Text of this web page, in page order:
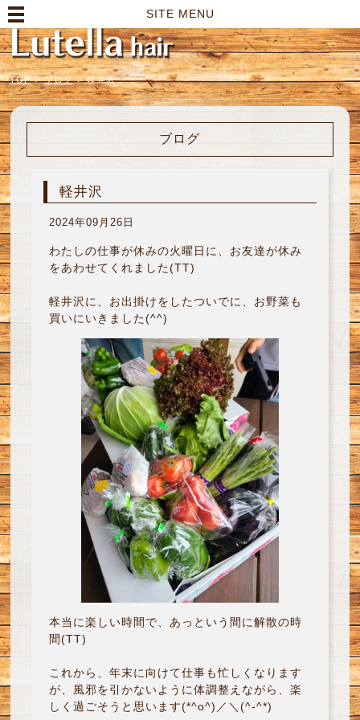
SITE MENU
TOP > ブログ > 軽井沢
ブログ
軽井沢
2024年09月26日
わたしの仕事が休みの火曜日に、お友達が休み
をあわせてくれました(TT)
軽井沢に、お出掛けをしたついでに、お野菜も
買いにいきました(^^)
本当に楽しい時間で、あっという間に解散の時
間(TT)
これから、年末に向けて仕事も忙しくなります
が、風邪を引かないように体調整えながら、楽
しく過ごそうと思います(*^o^)／＼(^-^*)